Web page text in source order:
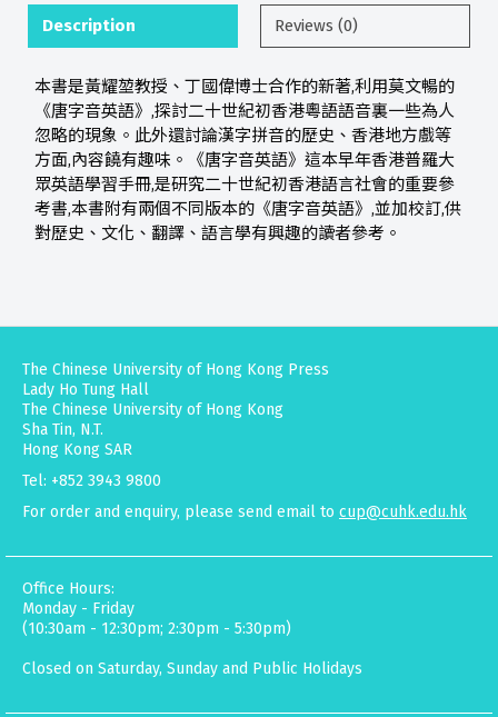
Description Reviews (0)
本書是黃耀堃教授、丁國偉博士合作的新著,利用莫文暢的
《唐字音英語》,探討二十世紀初香港粵語語音裏一些為人
忽略的現象。此外還討論漢字拼音的歷史、香港地方戲等
方面,內容饒有趣味。《唐字音英語》這本早年香港普羅大
眾英語學習手冊,是研究二十世紀初香港語言社會的重要參
考書,本書附有兩個不同版本的《唐字音英語》,並加校訂,供
對歷史、文化、翻譯、語言學有興趣的讀者參考。
The Chinese University of Hong Kong Press
Lady Ho Tung Hall
The Chinese University of Hong Kong
Sha Tin, N.T.
Hong Kong SAR
Tel: +852 3943 9800
For order and enquiry, please send email to cup@cuhk.edu.hk
Office Hours:
Monday - Friday
(10:30am - 12:30pm; 2:30pm - 5:30pm)
Closed on Saturday, Sunday and Public Holidays